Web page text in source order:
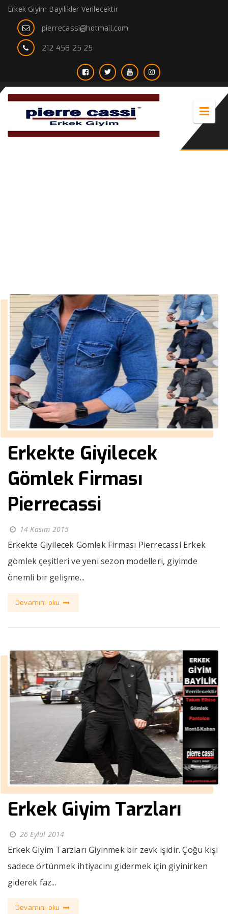
Erkek Giyim Bayilikler Verilecektir
pierrecassi@hotmail.com
212 458 25 25
Erkekte Giyilecek
Gömlek Firması
Pierrecassi
14 Kasım 2015
Erkekte Giyilecek Gömlek Firması Pierrecassi Erkek
gömlek çeşitleri ve yeni sezon modelleri, giyimde
önemli bir gelişme...
Devamını oku
Erkek Giyim Tarzları
26 Eylül 2014
Erkek Giyim Tarzları Giyinmek bir zevk işidir. Çoğu kişi
sadece örtünmek ihtiyacını gidermek için giyinirken
giderek faz...
Devamını oku